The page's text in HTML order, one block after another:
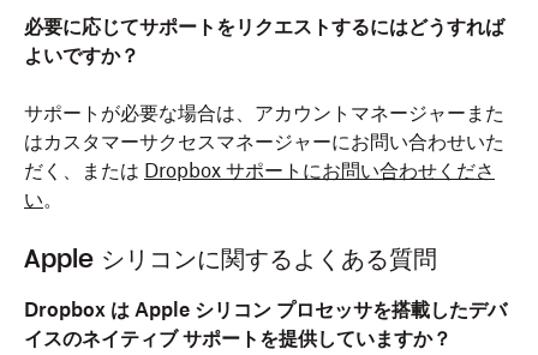
必要に応じてサポートをリクエストするにはどうすれば
よいですか？
サポートが必要な場合は、アカウントマネージャーまた
はカスタマーサクセスマネージャーにお問い合わせいた
だく、または Dropbox サポートにお問い合わせくださ
い。
Apple シリコンに関するよくある質問
Dropbox は Apple シリコン プロセッサを搭載したデバ
イスのネイティブ サポートを提供していますか？